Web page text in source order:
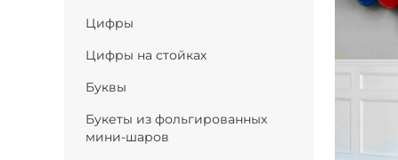
Цифры
Цифры на стойках
Буквы
Букеты из фольгированных
мини-шаров